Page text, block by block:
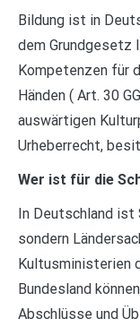
Bildung ist in
dem Grundgesetz
Kompetenzen für
Händen ( Art. 30
auswärtigen
Urheberrecht,
Wer ist für die
In Deutschland ist
sondern
Kultusministerien
Bundesland
Abschlüsse und